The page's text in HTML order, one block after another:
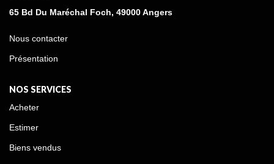
65 Bd Du Maréchal Foch, 49000 Angers
Nous contacter
Présentation
NOS SERVICES
Acheter
Estimer
Biens vendus